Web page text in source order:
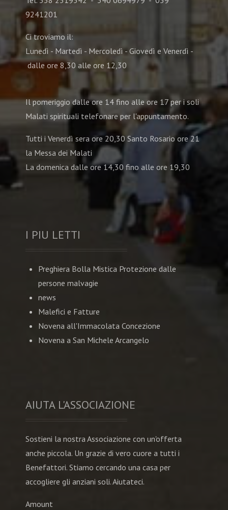
9241201
Ci troviamo il:
Lunedì - Martedì - Mercoledì - Giovedì e Venerdì -
dalle ore 8,30 alle ore 12,30
Il pomeriggio dalle ore 14 fino alle ore 17 per i soli
Malati spirituali telefonare per l'appuntamento.
Tutti i Venerdì sera ore 20,30 Santo Rosario ore 21
la Messa dei Malati
La domenica dalle ore 14,30 fino alle ore 19,30
I PIU LETTI
Preghiera Bolla Mistica Protezione dalle
persone malvagie
news
Malefici e Fatture
Novena all'Immacolata Concezione
Novena a San Michele Arcangelo
AIUTA L'ASSOCIAZIONE
Sostieni la nostra Associazione con un'offerta
anche piccola. Un grazie di vero cuore a tutti i
Benefattori. Stiamo cercando una casa per
accogliere gli anziani soli. Aiutateci.
Amount